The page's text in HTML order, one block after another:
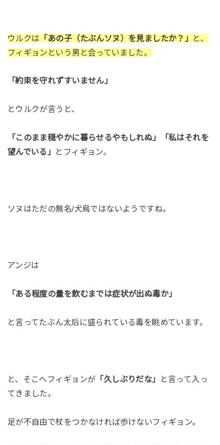
ウルクは 「あの子（たぶんソヌ）を見ましたか？」
と、
フィギョンという男と会っていました。
「約束を守れずすいません」
とウルクが言うと、
「このまま穏やかに暮らせるやもしれぬ」「私はそれを
望んでいる」
とフィギョン。
ソヌはただの無名/犬鳥ではないようですね。
アンジは
「ある程度の量を飲むまでは症状が出ぬ毒か」
と言ってたぶん太后に盛られている毒を眺めています。
と、そこへフィギョンが 「久しぶりだな」
と言って入っ
てきました。
足が不自由で杖をつかなければ歩けないフィギョン。